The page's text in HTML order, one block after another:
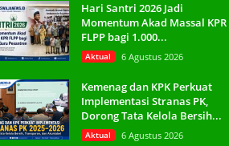
Hari Santri 2026 Jadi
Momentum Akad Massal KPR
FLPP bagi 1.000...
Aktual 6 Agustus 2026
Kemenag dan KPK Perkuat
Implementasi Stranas PK,
Dorong Tata Kelola Bersih...
Aktual 6 Agustus 2026